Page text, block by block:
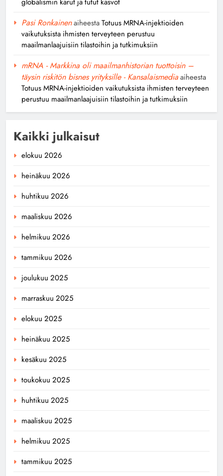
Pasi RonkainenaiheestaTotuus MRNA-injektioiden
vaikutuksista ihmisten terveyteen perustuu
maailmanlaajuisiin tilastoihin ja tutkimuksiin
mRNA - Markkina oli maailmanhistorian tuottoisin –
täysin riskitön bisnes yrityksille - Kansalaismediaaiheesta
Totuus MRNA-injektioiden vaikutuksista ihmisten terveyteen
perustuu maailmanlaajuisiin tilastoihin ja tutkimuksiin
Kaikki julkaisut
elokuu 2026
heinäkuu 2026
huhtikuu 2026
maaliskuu 2026
helmikuu 2026
tammikuu 2026
joulukuu 2025
marraskuu 2025
elokuu 2025
heinäkuu 2025
kesäkuu 2025
toukokuu 2025
huhtikuu 2025
maaliskuu 2025
helmikuu 2025
tammikuu 2025